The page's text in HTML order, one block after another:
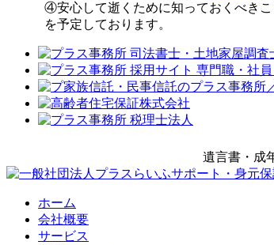
④安心して逝くために知っておくべきこ
を予定しております。
遺言書・成
ホーム
会社概要
サービス